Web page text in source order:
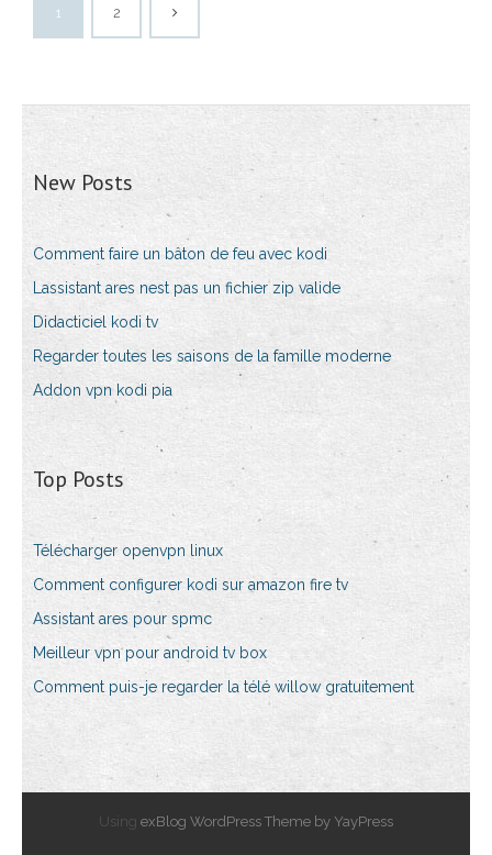
1 2
New Posts
Comment faire un bâton de feu avec kodi
Lassistant ares nest pas un fichier zip valide
Didacticiel kodi tv
Regarder toutes les saisons de la famille moderne
Addon vpn kodi pia
Top Posts
Télécharger openvpn linux
Comment configurer kodi sur amazon fire tv
Assistant ares pour spmc
Meilleur vpn pour android tv box
Comment puis-je regarder la télé willow gratuitement
Using exBlog WordPress Theme by YayPress